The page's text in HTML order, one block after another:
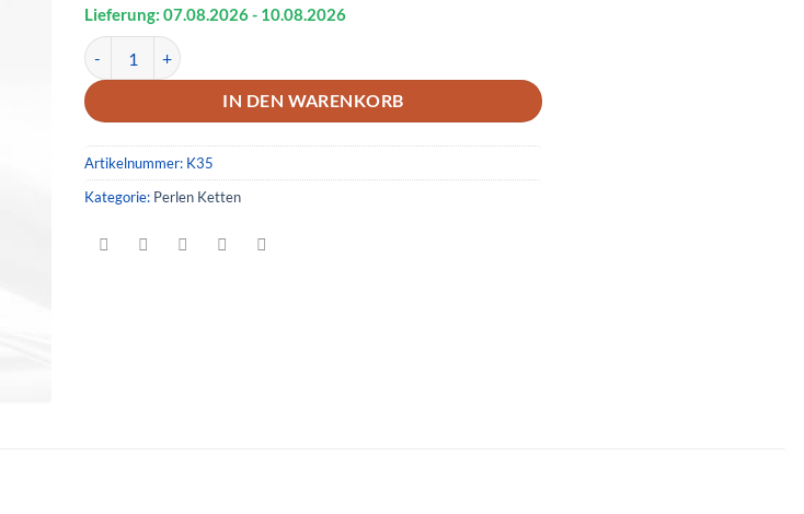
Lieferung: 07.08.2026- 10.08.2026
Handgemachte Perlenkette mit bunten Herzen – Türkis, Orange, Pink & Lila für Wiederverkäufer Menge
IN DEN WARENKORB
Artikelnummer: K35
Kategorie: Perlen Ketten